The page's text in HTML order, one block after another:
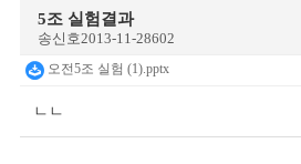
5조 실험결과
송신호2013-11-28602
오전5조 실험 (1).pptx
ㄴㄴ